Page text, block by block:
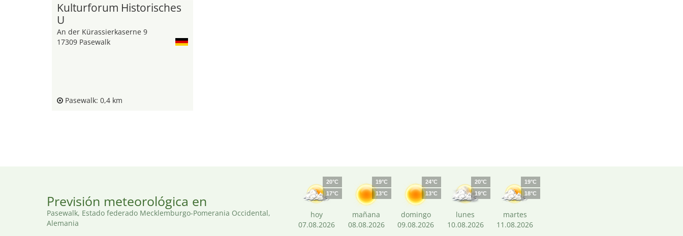
Kulturforum Historisches
U
An der Kürassierkaserne 9
17309 Pasewalk
Pasewalk: 0,4 km
Previsión meteorológica en
Pasewalk, Estado federado Mecklemburgo-Pomerania Occidental,
Alemania
20°C
17°C
hoy
07.08.2026
19°C
13°C
mañana
08.08.2026
24°C
13°C
domingo
09.08.2026
20°C
19°C
lunes
10.08.2026
19°C
18°C
martes
11.08.2026